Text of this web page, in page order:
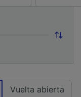
Vuelta abierta